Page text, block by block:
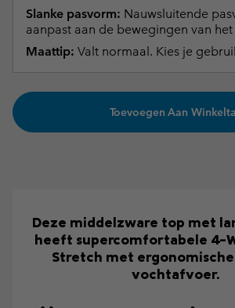
Slanke pasvorm: Nauwsluitende
aanpast aan de bewegingen van
Maattip: Valt normaal. Kies je
Toevoegen Aan
Deze middelzware top met
heeft supercomfortabele 4-
Stretch met
vochtafvoer.